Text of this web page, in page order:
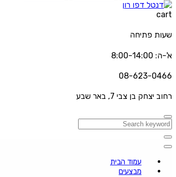
cart
שעות פתיחה
א'-ה: 8:00-14:00
08-623-0466
רחוב יצחק בן צבי 7, באר שבע
עמוד הבית
מבצעים